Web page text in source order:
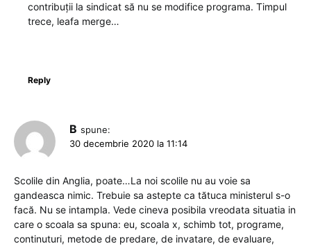
contribuții la sindicat să nu se modifice programa. Timpul
trece, leafa merge…
Reply
B spune:
30 decembrie 2020 la 11:14
Scolile din Anglia, poate…La noi scolile nu au voie sa
gandeasca nimic. Trebuie sa astepte ca tătuca ministerul s-o
facă. Nu se intampla. Vede cineva posibila vreodata situatia in
care o scoala sa spuna: eu, scoala x, schimb tot, programe,
continuturi, metode de predare, de invatare, de evaluare,